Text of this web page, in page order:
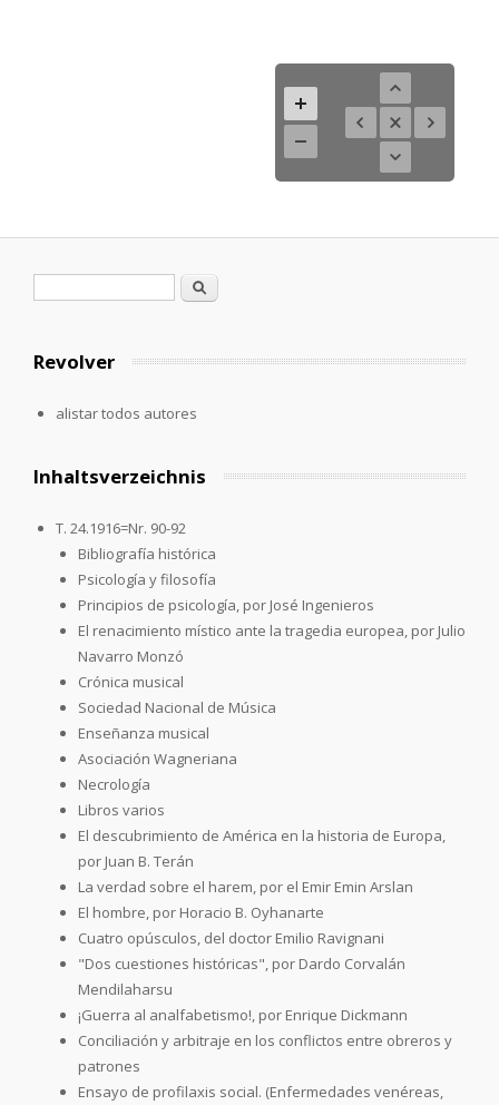
Formulario de búsqueda
Buscar
Revolver
alistar todos autores
Inhaltsverzeichnis
T. 24.1916=Nr. 90-92
Bibliografía histórica
Psicología y filosofía
Principios de psicología, por José Ingenieros
El renacimiento místico ante la tragedia europea, por Julio
Navarro Monzó
Crónica musical
Sociedad Nacional de Música
Enseñanza musical
Asociación Wagneriana
Necrología
Libros varios
El descubrimiento de América en la historia de Europa,
por Juan B. Terán
La verdad sobre el harem, por el Emir Emin Arslan
El hombre, por Horacio B. Oyhanarte
Cuatro opúsculos, del doctor Emilio Ravignani
"Dos cuestiones históricas", por Dardo Corvalán
Mendilaharsu
¡Guerra al analfabetismo!, por Enrique Dickmann
Conciliación y arbitraje en los conflictos entre obreros y
patrones
Ensayo de profilaxis social. (Enfermedades venéreas,